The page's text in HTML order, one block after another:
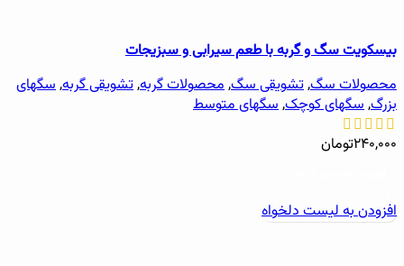
بیسکویت سگ و گربه با طعم سیرابی و سبزیجات
محصولات سگ,تشویقی سگ,محصولات گربه,تشویقی گربه,سگهای
بزرگ,سگهای کوچک,سگهای متوسط
۲۴۰,۰۰۰تومان
افزودن به لیست دلخواه